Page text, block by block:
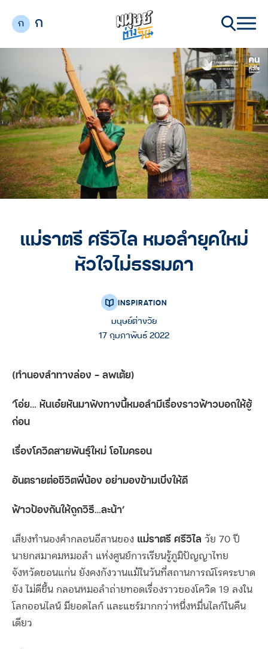
ก ก
แม่ราตรี ศรีวิไล หมอลำยุคใหม่
หัวใจไม่ธรรมดา
INSPIRATION
มนุษย์ต่างวัย
17 กุมภาพันธ์ 2022
(ทำนองลำทางล่อง – ลพเต้ย)
‘โอ่ย… หันเอ๋ยหันมาฟังทางนี้หมอลำมีเรื่องราวฟ้าวบอกให้ฮู้
ก่อน
เรื่องโควิดสายพันธุ์ใหม่ โอไมครอน
อันตรายต่อชีวิตพี่น้อง อย่ามองข้ามเบิ่งให้ดี
ฟ้าวป้องกันให้ถูกวิธี…ละน้า’
เสียงทำนองคำกลอนอีสานของ แม่ราตรี ศรีวิไล วัย 70 ปี
นายกสมาคมหมอลำ แห่งศูนย์การเรียนรู้ภูมิปัญญาไทย
จังหวัดขอนแก่น ยังคงกังวานแม้ในวันที่สถานการณ์โรคระบาด
ยัง ไม่ดีขึ้น กลอนหมอลำถ่ายทอดเรื่องราวของโควิด 19 ลงใน
โลกออนไลน์ มียอดไลก์ และแชร์มากกว่าหนึ่งหมื่นไลก์ในคืน
เดียว